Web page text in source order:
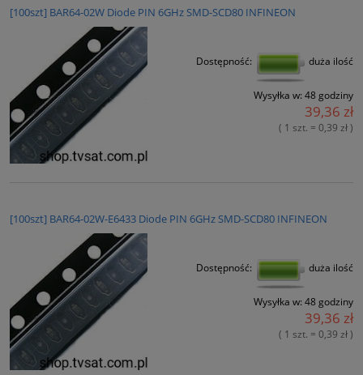
[100szt] BAR64-02W Diode PIN 6GHz SMD-SCD80 INFINEON
Dostępność: duża ilość
Wysyłka w: 48 godziny
39,36 zł
( 1 szt. = 0,39 zł )
[100szt] BAR64-02W-E6433 Diode PIN 6GHz SMD-SCD80 INFINEON
Dostępność: duża ilość
Wysyłka w: 48 godziny
39,36 zł
( 1 szt. = 0,39 zł )